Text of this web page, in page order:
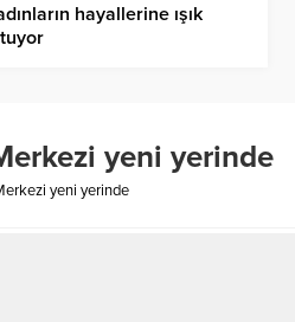
hayallerine ışık
yeni yerinde
yeni yerinde